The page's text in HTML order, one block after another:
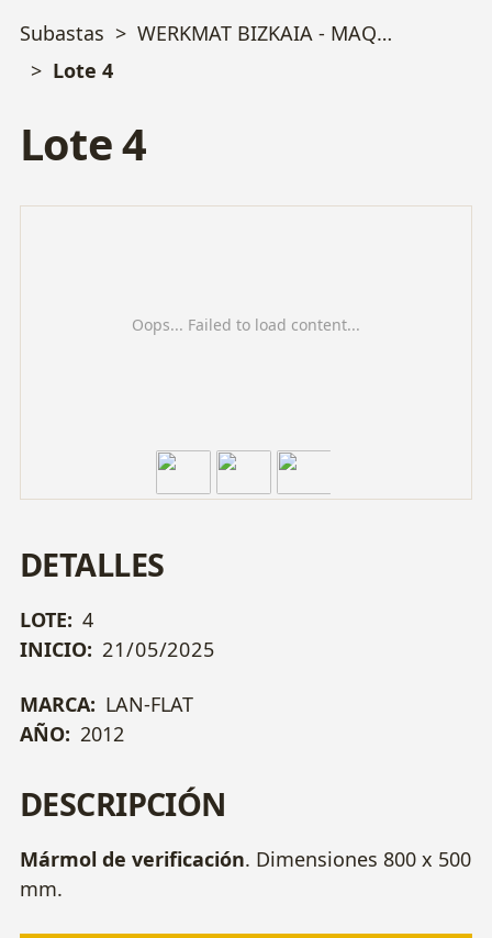
Subastas
WERKMAT BIZKAIA - MAQUINARIA TROQUELERÍA y MECANIZADO
Lote 4
Lote 4
Oops... Failed to load content...
DETALLES
LOTE: 4
INICIO: 21/05/2025
MARCA: LAN-FLAT
AÑO: 2012
DESCRIPCIÓN
Mármol de verificación. Dimensiones 800 x 500
mm.